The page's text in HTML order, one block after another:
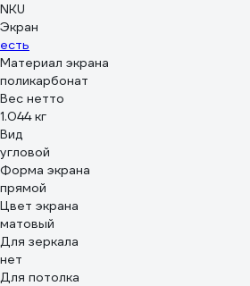
NKU
Экран
есть
Материал экрана
поликарбонат
Вес нетто
1.044 кг
Вид
угловой
Форма экрана
прямой
Цвет экрана
матовый
Для зеркала
нет
Для потолка